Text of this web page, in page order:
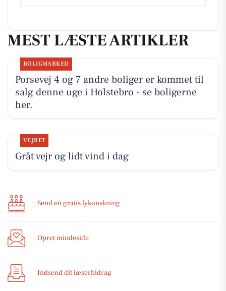
MEST LÆSTE ARTIKLER
BOLIGMARKED
Porsevej 4 og 7 andre boliger er kommet til
salg denne uge i Holstebro - se boligerne
her.
VEJRET
Gråt vejr og lidt vind i dag
Send en gratis lykønskning
Opret mindeside
Indsend dit læserbidrag